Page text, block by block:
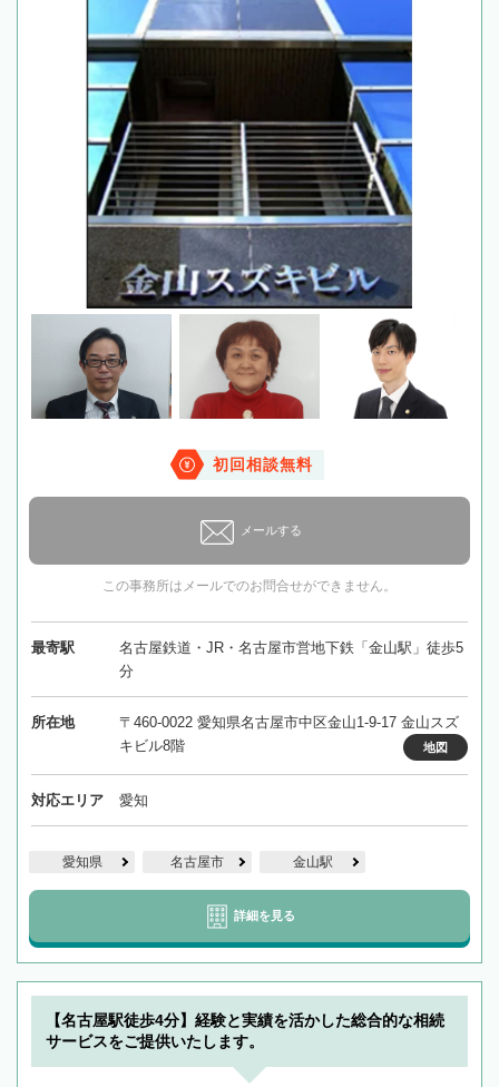
初回相談無料
メールする
この事務所はメールでのお問合せができません。
最寄駅
名古屋鉄道・JR・名古屋市営地下鉄「金山駅」徒歩5
分
所在地
〒460-0022 愛知県名古屋市中区金山1-9-17 金山スズ
キビル8階
地図
対応エリア 愛知
愛知県 名古屋市 金山駅
詳細を見る
【名古屋駅徒歩4分】経験と実績を活かした総合的な相続
サービスをご提供いたします。